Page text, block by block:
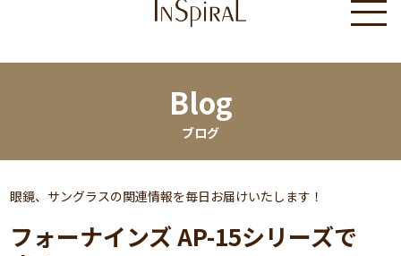
Blog
ブログ
眼鏡、サングラスの関連情報を毎日お届けいたします！
フォーナインズ AP-15シリーズで